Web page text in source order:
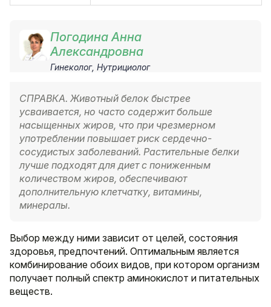
Погодина Анна
Александровна
Гинеколог, Нутрициолог
СПРАВКА. Животный белок быстрее
усваивается, но часто содержит больше
насыщенных жиров, что при чрезмерном
употреблении повышает риск сердечно-
сосудистых заболеваний. Растительные белки
лучше подходят для диет с пониженным
количеством жиров, обеспечивают
дополнительную клетчатку, витамины,
минералы.
Выбор между ними зависит от целей, состояния
здоровья, предпочтений. Оптимальным является
комбинирование обоих видов, при котором организм
получает полный спектр аминокислот и питательных
веществ.